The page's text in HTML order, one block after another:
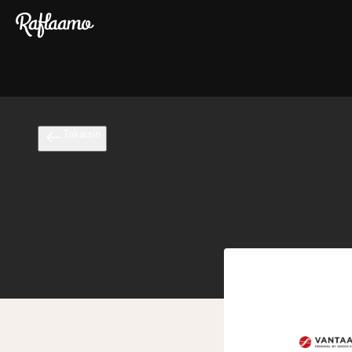
Siirry pääsisältöön